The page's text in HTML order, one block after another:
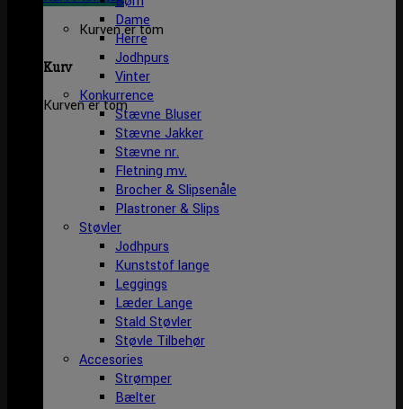
Kurven er tom
Kurv
Kurven er tom
Dame
Herre
Jodhpurs
Vinter
Konkurrence
Stævne Bluser
Stævne Jakker
Stævne nr.
Fletning mv.
Brocher & Slipsenåle
Plastroner & Slips
Støvler
Jodhpurs
Kunststof lange
Leggings
Læder Lange
Stald Støvler
Støvle Tilbehør
Accesories
Strømper
Bælter